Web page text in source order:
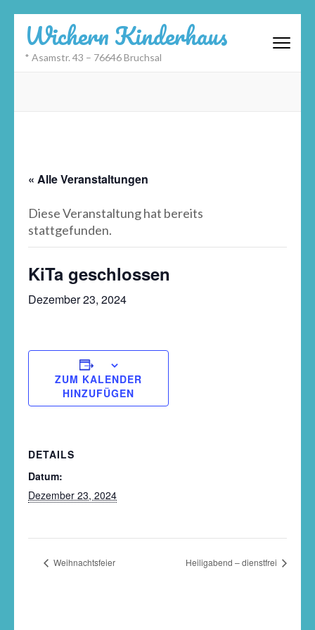
Inhalt
springen
Wichern Kinderhaus
* Asamstr. 43 – 76646 Bruchsal
« Alle Veranstaltungen
Diese Veranstaltung hat bereits
stattgefunden.
KiTa geschlossen
Dezember 23, 2024
ZUM KALENDER
HINZUFÜGEN
DETAILS
Datum:
Dezember 23, 2024
Weihnachtsfeier Heiligabend – dienstfrei